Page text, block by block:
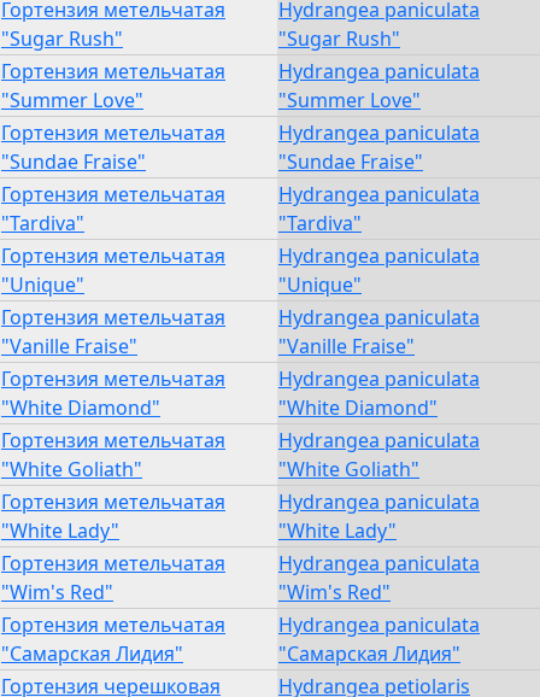
Гортензия метельчатая
"Sugar Rush"
Hydrangea paniculata
"Sugar Rush"
Гортензия метельчатая
"Summer Love"
Hydrangea paniculata
"Summer Love"
Гортензия метельчатая
"Sundae Fraise"
Hydrangea paniculata
"Sundae Fraise"
Гортензия метельчатая
"Tardiva"
Hydrangea paniculata
"Tardiva"
Гортензия метельчатая
"Unique"
Hydrangea paniculata
"Unique"
Гортензия метельчатая
"Vanille Fraise"
Hydrangea paniculata
"Vanille Fraise"
Гортензия метельчатая
"White Diamond"
Hydrangea paniculata
"White Diamond"
Гортензия метельчатая
"White Goliath"
Hydrangea paniculata
"White Goliath"
Гортензия метельчатая
"White Lady"
Hydrangea paniculata
"White Lady"
Гортензия метельчатая
"Wim's Red"
Hydrangea paniculata
"Wim's Red"
Гортензия метельчатая
"Самарская Лидия"
Hydrangea paniculata
"Самарская Лидия"
Гортензия черешковая
Hydrangea petiolaris